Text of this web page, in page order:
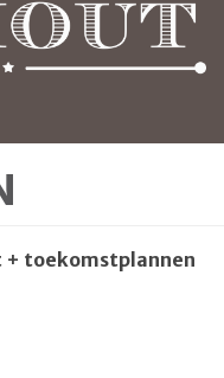
+ toekomstplannen